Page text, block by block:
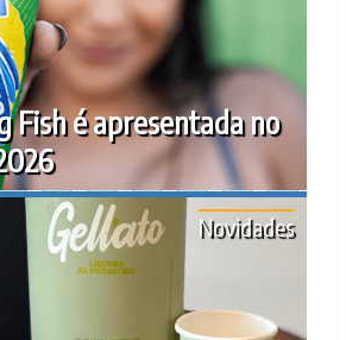
Fish é apresentada no
Novidades